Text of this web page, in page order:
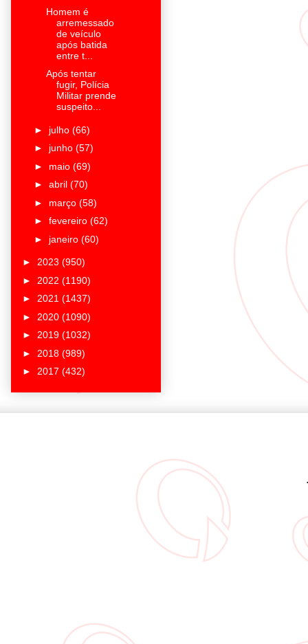
Homem é
arremessado
de veículo
após batida
entre t...
Após tentar
fugir, Polícia
Militar prende
suspeito...
► julho (66)
► junho (57)
► maio (69)
► abril (70)
► março (58)
► fevereiro (62)
► janeiro (60)
► 2023 (950)
► 2022 (1190)
► 2021 (1437)
► 2020 (1090)
► 2019 (1032)
► 2018 (989)
► 2017 (432)